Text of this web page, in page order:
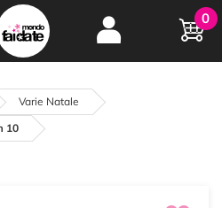
Hobby e
creatività...
oltre 15 anni online
0
Varie Natale
10